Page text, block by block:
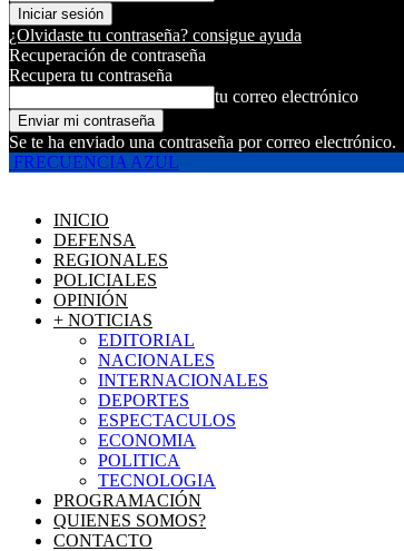
¿Olvidaste tu contraseña? consigue ayuda
Recuperación de contraseña
Recupera tu contraseña
tu correo electrónico
Se te ha enviado una contraseña por correo electrónico.
FRECUENCIA AZUL
INICIO
DEFENSA
REGIONALES
POLICIALES
OPINIÓN
+ NOTICIAS
EDITORIAL
NACIONALES
INTERNACIONALES
DEPORTES
ESPECTACULOS
ECONOMIA
POLITICA
TECNOLOGIA
PROGRAMACIÓN
QUIENES SOMOS?
CONTACTO